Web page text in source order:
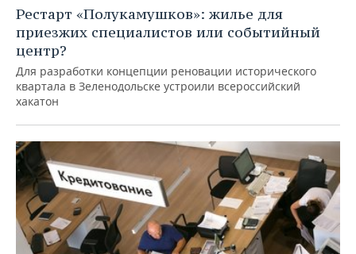
Рестарт «Полукамушков»: жилье для
приезжих специалистов или событийный
центр?
Для разработки концепции реновации исторического
квартала в Зеленодольске устроили всероссийский
хакатон